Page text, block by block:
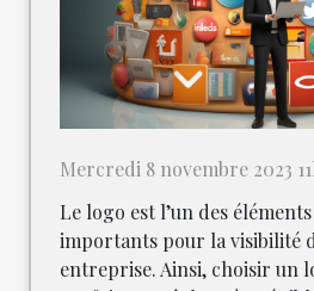
Mercredi 8 novembre 2023
Le logo est l’un des
importants pour la visibilité
entreprise. Ainsi, choisir un